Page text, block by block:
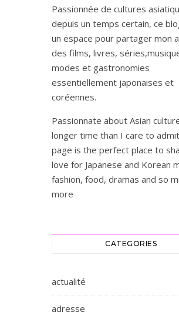
Passionnée de cultures
depuis un temps certain, ce
un espace pour partager mon
des films, livres,
modes et gastronomies
essentiellement japonaises et
coréennes.
Passionnate about Asian
longer time than I care to
page is the perfect place to
love for Japanese and Korean
fashion, food, dramas and so
more
CATEGORIES
actualité
adresse